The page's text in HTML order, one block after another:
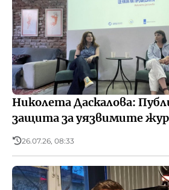
Николета Даскалова:
защита за уязвимите
26.07.26, 08:33